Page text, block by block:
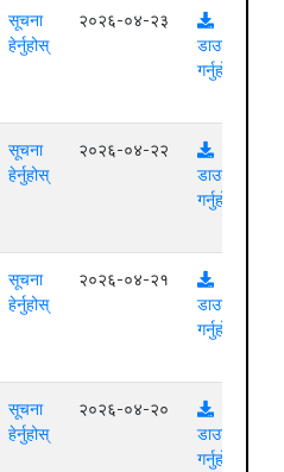
सूचना
हेर्नुहोस्
२०२६-०४-२३
डाउनलोड
गर्नुहोस्
सूचना
हेर्नुहोस्
२०२६-०४-२२
डाउनलोड
गर्नुहोस्
सूचना
हेर्नुहोस्
२०२६-०४-२१
डाउनलोड
गर्नुहोस्
सूचना
हेर्नुहोस्
२०२६-०४-२०
डाउनलोड
गर्नुहोस्